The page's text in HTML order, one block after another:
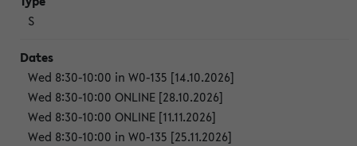
S
Wed 8:30-10:00 in W0-135 [14.10.2026]
Wed 8:30-10:00 ONLINE [28.10.2026]
Wed 8:30-10:00 ONLINE [11.11.2026]
Wed 8:30-10:00 in W0-135 [25.11.2026]